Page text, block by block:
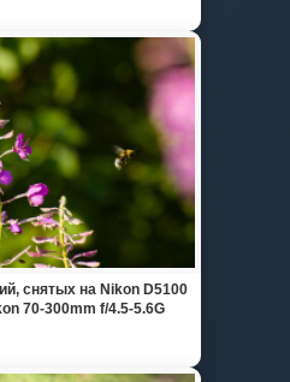
снятых на Nikon D5100
70-300mm f/4.5-5.6G